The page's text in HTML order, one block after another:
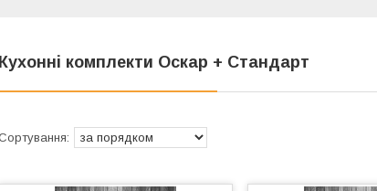
Кухонні комплекти Оскар + Стандарт